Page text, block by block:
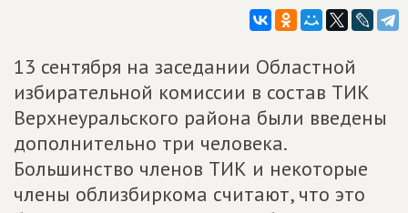
13 сентября на заседании Областной
избирательной комиссии в состав ТИК
Верхнеуральского района были введены
дополнительно три человека.
Большинство членов ТИК и некоторые
члены облизбиркома считают, что это